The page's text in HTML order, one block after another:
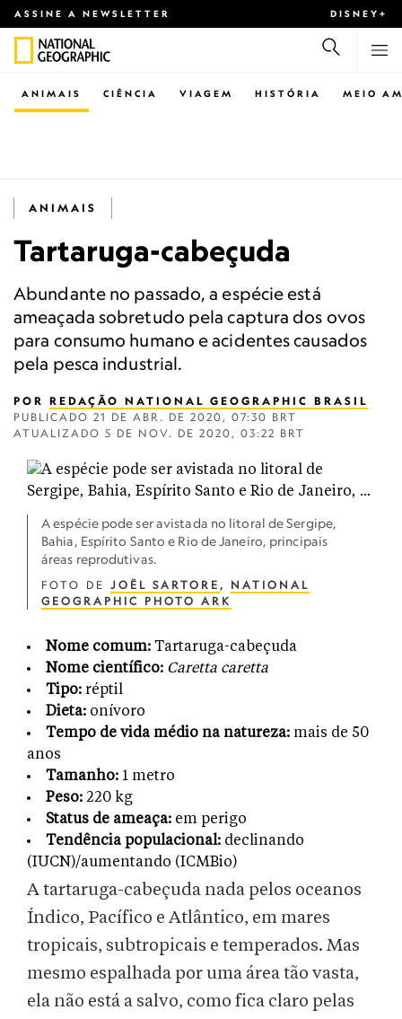
ASSINE A NEWSLETTER DISNEY+
CIÊNCIA VIAGEM
ANIMAIS HISTÓRIA MEIO
ANIMAIS
Tartaruga-cabeçuda
Abundante no passado, a espécie está
ameaçada sobretudo pela captura dos ovos
para consumo humano e acidentes causados
pela pesca industrial.
POR REDAÇÃO NATIONAL GEOGRAPHIC BRASIL
PUBLICADO 21 DE ABR. DE 2020, 07:30 BRT
ATUALIZADO 5 DE NOV. DE 2020, 03:22 BRT
A espécie pode ser avistada no litoral de Sergipe,
Bahia, Espírito Santo e Rio de Janeiro, principais
áreas reprodutivas.
FOTO DE JOËL SARTORE , NATIONAL
GEOGRAPHIC PHOTO ARK
Nome comum: Tartaruga-cabeçuda
Nome científico: Caretta caretta
Tipo: réptil
Dieta: onívoro
Tempo de vida médio na natureza: mais de 50
anos
Tamanho: 1 metro
Peso: 220 kg
Status de ameaça: em perigo
Tendência populacional: declinando
(IUCN)/aumentando (ICMBio)
A tartaruga-cabeçuda nada pelos oceanos
Índico, Pacífico e Atlântico, em mares
tropicais, subtropicais e temperados. Mas
mesmo espalhada por uma área tão vasta,
ela não está a salvo, como fica claro pelas